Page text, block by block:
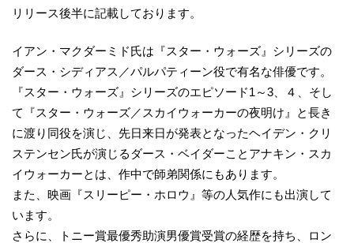
リリース後半に記載しております。
イアン・マクダーミド氏は『スター・ウォーズ』シリーズの
ダース・シディアス／パルパティーン役で有名な俳優です。
『スター・ウォーズ』シリーズのエピソード1～3、４、そし
て『スター・ウォーズ／スカイウォーカーの夜明け』と長き
に渡り同役を演じ、先日来日が発表となったヘイデン・クリ
ステンセン氏が演じるダース・ベイダーことアナキン・スカ
イウォーカーとは、作中で師弟関係にもあります。
また、映画『スリーピー・ホロウ』等の人気作にも出演して
います。
さらに、トニー賞最優秀助演男優賞受賞の経歴を持ち、ロン